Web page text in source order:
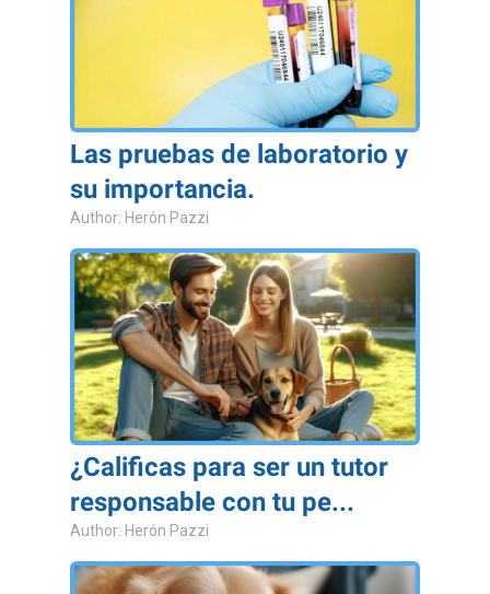
Las pruebas de laboratorio y
su importancia.
Author: Herón Pazzi
¿Calificas para ser un tutor
responsable con tu pe...
Author: Herón Pazzi